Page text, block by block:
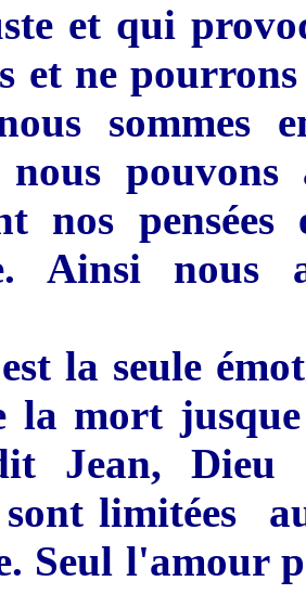
et qui
et ne
sommes
nous
nos
Ainsi nous
la seule
la mort
Jean, Dieu
sont limitées
Seul l'amour